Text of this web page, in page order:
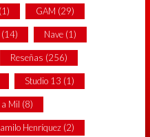
(1) GAM (29)
(14) Nave(1)
Reseñas (256)
Studio 13 (1)
Mil (8)
Henríquez(2)